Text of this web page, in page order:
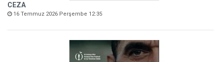
CEZA
16 Temmuz 2026 Perşembe 12:35